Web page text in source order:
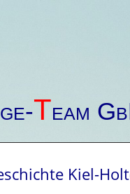
Team
Kiel-